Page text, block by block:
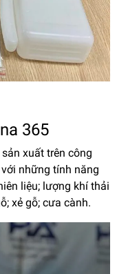
365
xuất trên công
những tính năng
liệu; lượng khí thải
xẻ gỗ; cưa cành.